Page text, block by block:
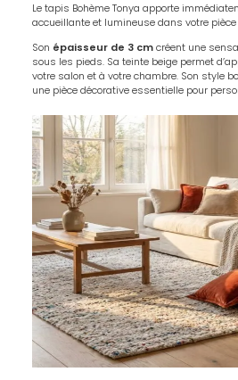
Le tapis Bohème Tonya apporte
accueillante et lumineuse dans votre pièce
Son épaisseur de 3 cmcréent une
sous les pieds. Sa teinte beige permet
votre salon et à votre chambre. Son style
une pièce décorative essentielle pour